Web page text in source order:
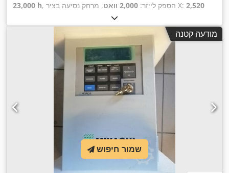
23,000 h
, הספק לייזר: 2,000 וואט , מרחק נסיעה בציר X: 2,520
מ"מ, משקל כולל:6,500 ק"ג , מספר צירים:3 ,
מודעה קטנה
שמור חיפוש